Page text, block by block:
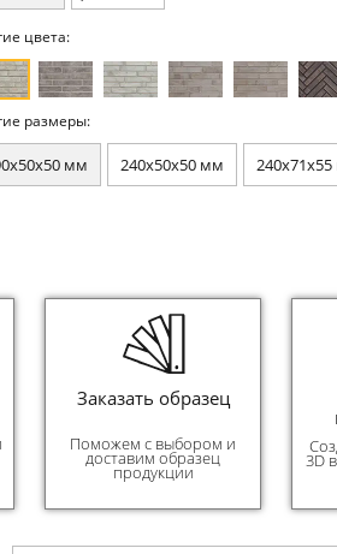
цвета:
размеры:
мм 240x50x50 мм
Заказать образец
Поможем с выбором и
доставим образец
продукции
3D